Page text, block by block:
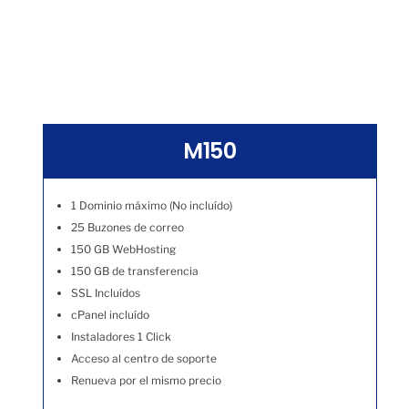
M150
1 Dominio máximo (No incluído)
25 Buzones de correo
150 GB WebHosting
150 GB de transferencia
SSL Incluídos
cPanel incluído
Instaladores 1 Click
Acceso al centro de soporte
Renueva por el mismo precio